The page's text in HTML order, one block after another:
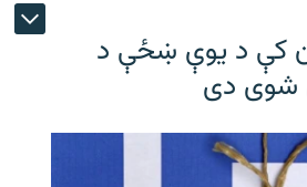
کې د یوې ښځې د
شوی دی